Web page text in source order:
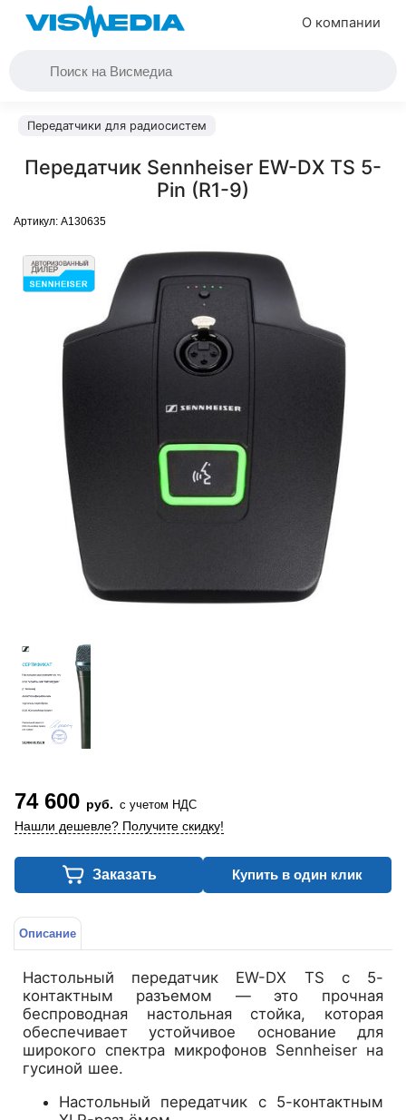
О компании
Передатчики для радиосистем
Передатчик Sennheiser EW-DX TS 5-
Pin (R1-9)
Артикул: A130635
74 600 руб. с учетом НДС
Нашли дешевле? Получите скидку!
Заказать Купить в один клик
Описание
Настольный передатчик EW-DX TS с 5-
контактным разъемом — это прочная
беспроводная настольная стойка, которая
обеспечивает устойчивое основание для
широкого спектра микрофонов Sennheiser на
гусиной шее.
Настольный передатчик с 5-контактным